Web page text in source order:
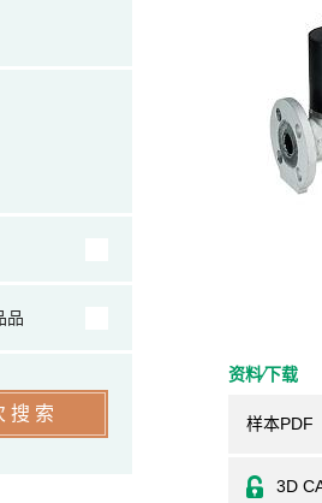
资料⁄下载
样本PDF
3D
品
搜索